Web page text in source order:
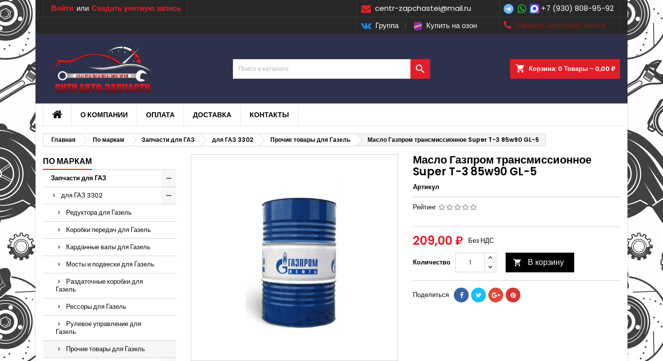
centr-zapchastei@mail.ru +7 (930) 808-95-92
Войти или Создать учетную запись
Заказать обратный звонок
Группа | Купить на озон
shopping_cart Корзина: 0 Товары - 0,00 ₽

О КОМПАНИИ ОПЛАТА ДОСТАВКА КОНТАКТЫ
Главная По маркам Запчасти для ГАЗ для ГАЗ 3302 Прочие товары для Газель Масло Газпром трансмиссионное Super T-3 85w90 GL-5
ПО МАРКАМ
Запчасти для ГАЗ
для ГАЗ 3302
Редуктора для Газель
Коробки передач для Газель
Карданные валы для Газель
Мосты и подвески для Газель
Раздаточные коробки для
Газель
Рессоры для Газель
Рулевое управление для
Газель
Прочие товары для Газель
Масло Газпром трансмиссионное
Super T-3 85w90 GL-5
Артикул
Рейтинг
209,00 ₽ Без НДС
Количество  В корзину
Поделиться